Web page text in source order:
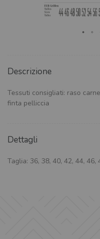
Descrizione
Tessuti consigliati: raso
finta pelliccia
Dettagli
Taglia: 36, 38, 40, 42, 44, 46,